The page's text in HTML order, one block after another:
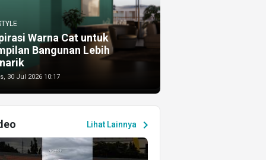
Warna Cat untuk
Bangunan Lebih
30 Jul 2026 10:17
Lihat Lainnya chevron_right